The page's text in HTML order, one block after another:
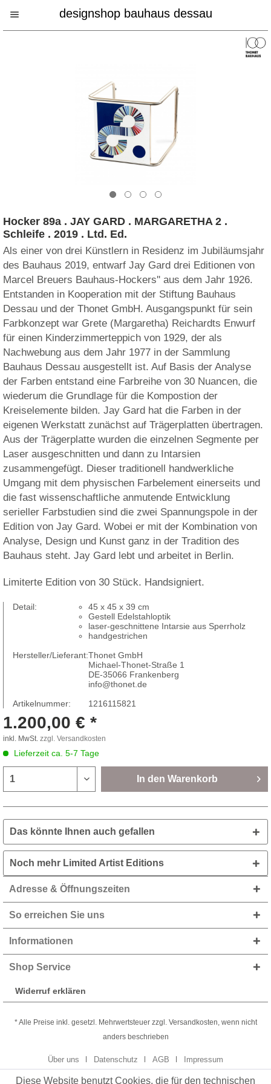
designshop bauhaus dessau
Hocker 89a . JAY GARD . MARGARETHA 2 .
Schleife . 2019 . Ltd. Ed.
Als einer von drei Künstlern in Residenz im Jubiläumsjahr
des Bauhaus 2019, entwarf Jay Gard drei Editionen von
Marcel Breuers Bauhaus-Hockers'' aus dem Jahr 1926.
Entstanden in Kooperation mit der Stiftung Bauhaus
Dessau und der Thonet GmbH. Ausgangspunkt für sein
Farbkonzept war Grete (Margaretha) Reichardts Enwurf
für einen Kinderzimmerteppich von 1929, der als
Nachwebung aus dem Jahr 1977 in der Sammlung
Bauhaus Dessau ausgestellt ist. Auf Basis der Analyse
der Farben entstand eine Farbreihe von 30 Nuancen, die
wiederum die Grundlage für die Kompostion der
Kreiselemente bilden. Jay Gard hat die Farben in der
eigenen Werkstatt zunächst auf Trägerplatten übertragen.
Aus der Trägerplatte wurden die einzelnen Segmente per
Laser ausgeschnitten und dann zu Intarsien
zusammengefügt. Dieser traditionell handwerkliche
Umgang mit dem physischen Farbelement einerseits und
die fast wissenschaftliche anmutende Entwicklung
serieller Farbstudien sind die zwei Spannungspole in der
Edition von Jay Gard. Wobei er mit der Kombination von
Analyse, Design und Kunst ganz in der Tradition des
Bauhaus steht. Jay Gard lebt und arbeitet in Berlin.
Limiterte Edition von 30 Stück. Handsigniert.
Detail:
45 x 45 x 39 cm
Gestell Edelstahloptik
laser-geschnittene Intarsie aus Sperrholz
handgestrichen
Hersteller/Lieferant:Thonet GmbH
Michael-Thonet-Straße 1
DE-35066 Frankenberg
info@thonet.de
Artikelnummer:
1216115821
1.200,00 € *
inkl. MwSt. zzgl. Versandkosten
Lieferzeit ca. 5-7 Tage
In den Warenkorb
Das könnte Ihnen auch gefallen
Noch mehr Limited Artist Editions
Adresse & Öffnungszeiten
So erreichen Sie uns
Informationen
Shop Service
Widerruf erklären
* Alle Preise inkl. gesetzl. Mehrwertsteuer zzgl. Versandkosten, wenn nicht
anders beschrieben
Über uns Datenschutz AGB Impressum
Diese Website benutzt Cookies, die für den technischen